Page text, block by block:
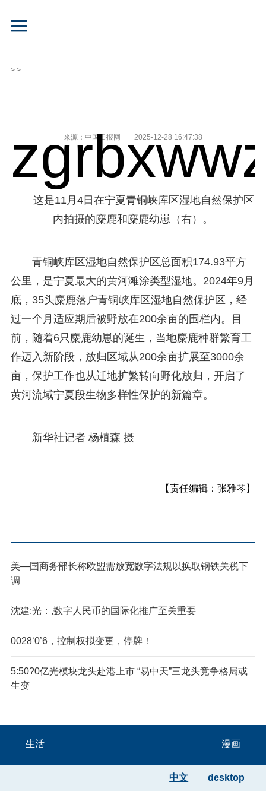
> >
来源：中国日报网 2025-12-28 16:47:38
这是11月4日在宁夏青铜峡库区湿地自然保护区
内拍摄的麋鹿和麋鹿幼崽（右）。
青铜峡库区湿地自然保护区总面积174.93平方
公里，是宁夏最大的黄河滩涂类型湿地。2024年9月
底，35头麋鹿落户青铜峡库区湿地自然保护区，经
过一个月适应期后被野放在200余亩的围栏内。目
前，随着6只麋鹿幼崽的诞生，当地麋鹿种群繁育工
作迈入新阶段，放归区域从200余亩扩展至3000余
亩，保护工作也从迁地扩繁转向野化放归，开启了
黄河流域宁夏段生物多样性保护的新篇章。
新华社记者 杨植森 摄
【责任编辑：张雅琴】
美—国商务部长称欧盟需放宽数字法规以换取钢铁关税下
调
沈建:光：,数字人民币的国际化推广至关重要
0028‘0’6，控制权拟变更，停牌！
5:50?0亿光模块龙头赴港上市 “易中天”三龙头竞争格局或
生变
生活 漫画
desktop
中文